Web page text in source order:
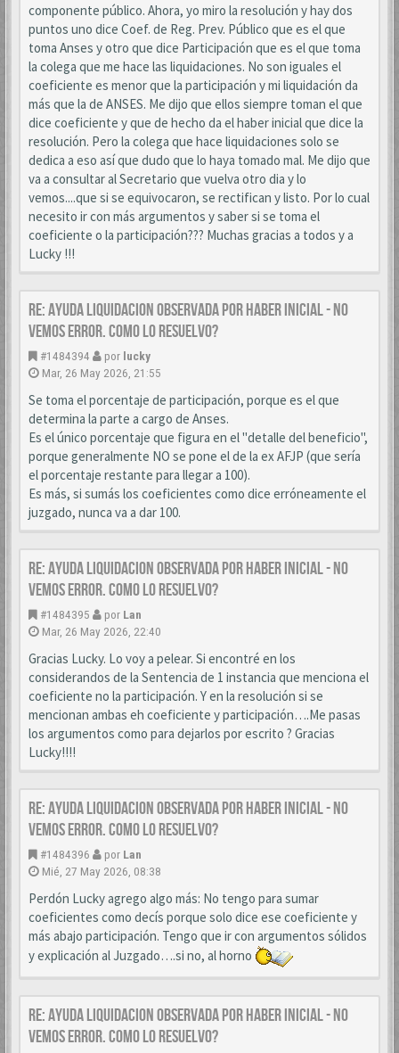
componente público. Ahora, yo miro la resolución y hay dos
puntos uno dice Coef. de Reg. Prev. Público que es el que
toma Anses y otro que dice Participación que es el que toma
la colega que me hace las liquidaciones. No son iguales el
coeficiente es menor que la participación y mi liquidación da
más que la de ANSES. Me dijo que ellos siempre toman el que
dice coeficiente y que de hecho da el haber inicial que dice la
resolución. Pero la colega que hace liquidaciones solo se
dedica a eso así que dudo que lo haya tomado mal. Me dijo que
va a consultar al Secretario que vuelva otro dia y lo
vemos....que si se equivocaron, se rectifican y listo. Por lo cual
necesito ir con más argumentos y saber si se toma el
coeficiente o la participación??? Muchas gracias a todos y a
Lucky !!!
Re: AYUDA LIQUIDACION OBSERVADA POR HABER INICIAL - NO
VEMOS ERROR. COMO LO RESUELVO?
#1484394 por lucky
Mar, 26 May 2026, 21:55
Se toma el porcentaje de participación, porque es el que
determina la parte a cargo de Anses.
Es el único porcentaje que figura en el "detalle del beneficio",
porque generalmente NO se pone el de la ex AFJP (que sería
el porcentaje restante para llegar a 100).
Es más, si sumás los coeficientes como dice erróneamente el
juzgado, nunca va a dar 100.
Re: AYUDA LIQUIDACION OBSERVADA POR HABER INICIAL - NO
VEMOS ERROR. COMO LO RESUELVO?
#1484395 por Lan
Mar, 26 May 2026, 22:40
Gracias Lucky. Lo voy a pelear. Si encontré en los
considerandos de la Sentencia de 1 instancia que menciona el
coeficiente no la participación. Y en la resolución si se
mencionan ambas eh coeficiente y participación….Me pasas
los argumentos como para dejarlos por escrito ? Gracias
Lucky!!!!
Re: AYUDA LIQUIDACION OBSERVADA POR HABER INICIAL - NO
VEMOS ERROR. COMO LO RESUELVO?
#1484396 por Lan
Mié, 27 May 2026, 08:38
Perdón Lucky agrego algo más: No tengo para sumar
coeficientes como decís porque solo dice ese coeficiente y
más abajo participación. Tengo que ir con argumentos sólidos
y explicación al Juzgado….si no, al horno
Re: AYUDA LIQUIDACION OBSERVADA POR HABER INICIAL - NO
VEMOS ERROR. COMO LO RESUELVO?